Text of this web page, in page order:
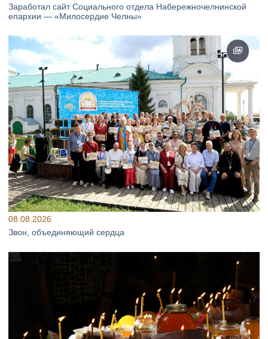
Заработал сайт Социального отдела Набережночелнинской
епархии — «Милосердие Челны»
08.08.2026
Звон, объединяющий сердца